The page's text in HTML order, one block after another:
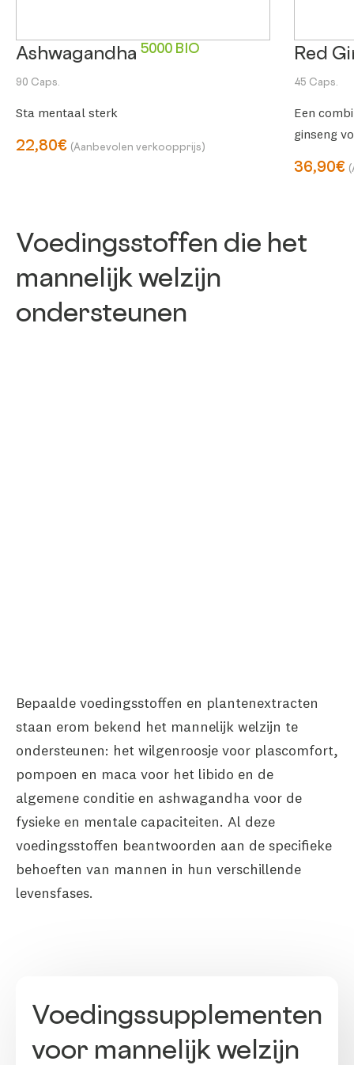
Ashwagandha 5000 BIO
90 Caps.
Sta mentaal sterk
22,80€ (Aanbevolen verkoopprijs)
Red
45 Caps.
Een
ginseng
36,90€
Voedingsstoffen die het
mannelijk welzijn
ondersteunen
Bepaalde voedingsstoffen en plantenextracten
staan erom bekend het mannelijk welzijn te
ondersteunen: het wilgenroosje voor plascomfort,
pompoen en maca voor het libido en de
algemene conditie en ashwagandha voor de
fysieke en mentale capaciteiten. Al deze
voedingsstoffen beantwoorden aan de specifieke
behoeften van mannen in hun verschillende
levensfases.
Voedingssupplementen
voor mannelijk welzijn